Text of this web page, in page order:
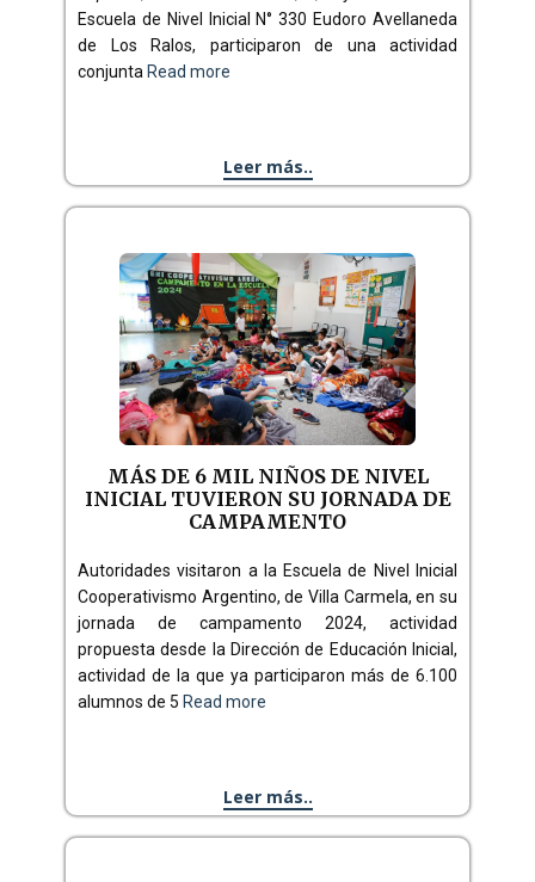
Escuela de Nivel Inicial N° 330 Eudoro Avellaneda
de Los Ralos, participaron de una actividad
conjunta Read more
Leer más..
MÁS DE 6 MIL NIÑOS DE NIVEL
INICIAL TUVIERON SU JORNADA DE
CAMPAMENTO
Autoridades visitaron a la Escuela de Nivel Inicial
Cooperativismo Argentino, de Villa Carmela, en su
jornada de campamento 2024, actividad
propuesta desde la Dirección de Educación Inicial,
actividad de la que ya participaron más de 6.100
alumnos de 5 Read more
Leer más..